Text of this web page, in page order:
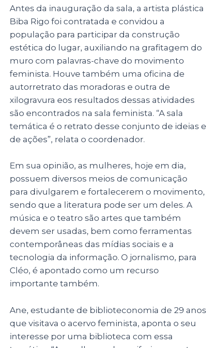
Antes da inauguração da sala, a artista plástica
Biba Rigo foi contratada e convidou a
população para participar da construção
estética do lugar, auxiliando na grafitagem do
muro com palavras-chave do movimento
feminista. Houve também uma oficina de
autorretrato das moradoras e outra de
xilogravura eos resultados dessas atividades
são encontrados na sala feminista. “A sala
temática é o retrato desse conjunto de ideias e
de ações”, relata o coordenador.
Em sua opinião, as mulheres, hoje em dia,
possuem diversos meios de comunicação
para divulgarem e fortalecerem o movimento,
sendo que a literatura pode ser um deles. A
música e o teatro são artes que também
devem ser usadas, bem como ferramentas
contemporâneas das mídias sociais e a
tecnologia da informação. O jornalismo, para
Cléo, é apontado como um recurso
importante também.
Ane, estudante de biblioteconomia de 29 anos
que visitava o acervo feminista, aponta o seu
interesse por uma biblioteca com essa